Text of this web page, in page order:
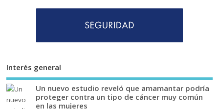
Interés general
Un nuevo estudio reveló que amamantar podría
proteger contra un tipo de cáncer muy común
en las mujeres